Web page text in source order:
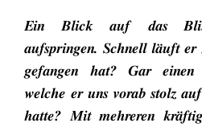
Ein Blick auf das
aufspringen. Schnell läuft er
gefangen hat? Gar einen
welche er uns vorab stolz
hatte? Mit mehreren